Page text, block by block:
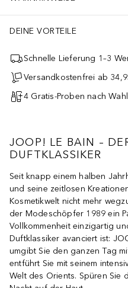
DEINE VORTEILE
Schnelle Lieferung 1–3
Versandkostenfrei ab
4 Gratis-Proben nach
JOOP! LE BAIN –
DUFTKLASSIKER
Seit knapp einem halben
und seine zeitlosen
Kosmetikwelt nicht mehr
der Modeschöpfer 1989 ein
Vollkommenheit einzigartig
Duftklassiker avanciert ist:
umgibt Sie den ganzen Tag
entführt Sie mit seinem
Welt des Orients. Spüren Sie